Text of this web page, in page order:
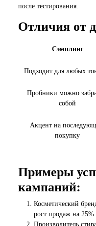
после тестирования.
Отличия от
Сэмплинг
Подходит для любых
Пробники можно
собой
Акцент на
покупку
Примеры
кампаний:
Косметический
рост продаж на 25%
Производитель